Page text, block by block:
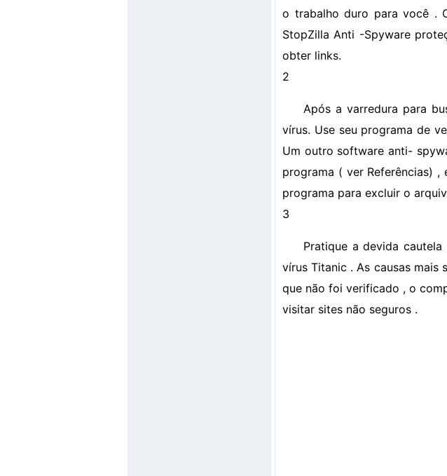
o trabalho duro para você .
StopZilla Anti -Spyware
obter links.
2
Após a varredura para
vírus. Use seu programa de
Um outro software anti-
programa ( ver Referências)
programa para excluir o
3
Pratique a devida
vírus Titanic . As causas mais
que não foi verificado , o
visitar sites não seguros .